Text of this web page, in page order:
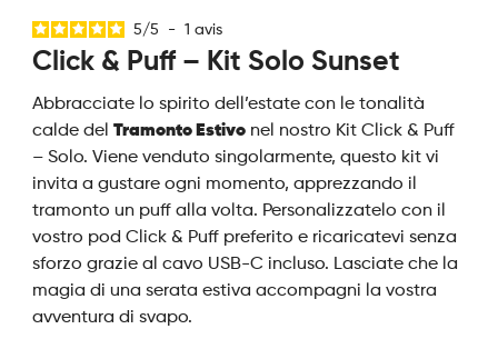
5/5 - 1 avis
Click & Puff – Kit Solo Sunset
Abbracciate lo spirito dell’estate con le tonalità
calde del Tramonto Estivonel nostro Kit Click & Puff
– Solo. Viene venduto singolarmente, questo kit vi
invita a gustare ogni momento, apprezzando il
tramonto un puff alla volta. Personalizzatelo con il
vostro pod Click & Puff preferito e ricaricatevi senza
sforzo grazie al cavo USB-C incluso. Lasciate che la
magia di una serata estiva accompagni la vostra
avventura di svapo.